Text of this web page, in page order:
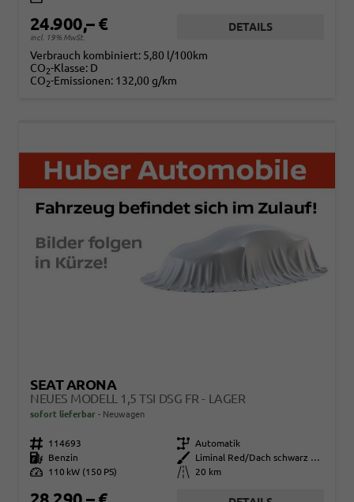
24.900,– €
incl. 19% MwSt.
DETAILS
Verbrauch kombiniert: 5,80 l/100km
CO2-Klasse: D
CO2-Emissionen: 132,00 g/km
SEAT ARONA
NEUES MODELL 1,5 TSI DSG FR - LAGER
sofort lieferbar Neuwagen
Fahrzeugnr. 114693 Getriebe Automatik
Kraftstoff
Benzin Außenfarbe
Liminal Red/Dach schwarz Metallic (S60E)
Leistung
110 kW (150 PS) Kilometerstand 20 km